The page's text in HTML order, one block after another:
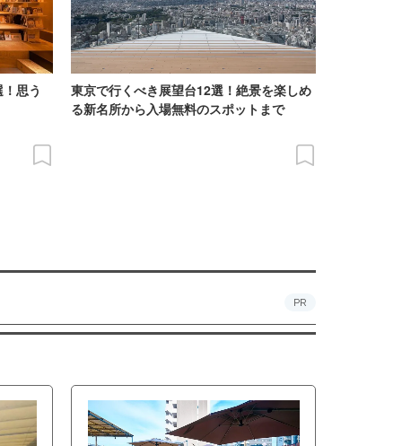
思う
東京で行くべき展望台12選！絶景を楽しめ
る新名所から入場無料のスポットまで
PR